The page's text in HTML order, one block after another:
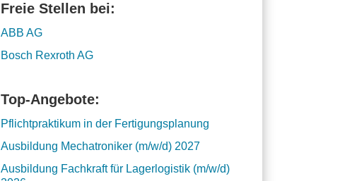
Freie Stellen bei:
ABB AG
Bosch Rexroth AG
Top-Angebote:
Pflichtpraktikum in der Fertigungsplanung
Ausbildung Mechatroniker (m/w/d) 2027
Ausbildung Fachkraft für Lagerlogistik (m/w/d)